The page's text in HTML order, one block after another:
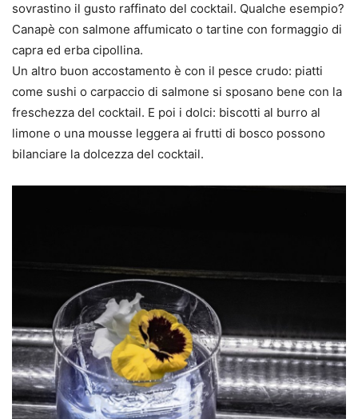
sovrastino il gusto raffinato del cocktail. Qualche esempio?
Canapè con salmone affumicato o tartine con formaggio di
capra ed erba cipollina.
Un altro buon accostamento è con il pesce crudo: piatti
come sushi o carpaccio di salmone si sposano bene con la
freschezza del cocktail. E poi i dolci: biscotti al burro al
limone o una mousse leggera ai frutti di bosco possono
bilanciare la dolcezza del cocktail.